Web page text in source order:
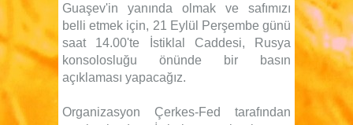
Guaşev'in yanında olmak ve safımızı
belli etmek için, 21 Eylül Perşembe günü
saat 14.00'te İstiklal Caddesi, Rusya
konsolosluğu önünde bir basın
açıklaması yapacağız.
Organizasyon Çerkes-Fed tarafından